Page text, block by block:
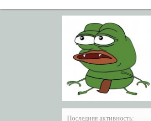
Последняя активность: